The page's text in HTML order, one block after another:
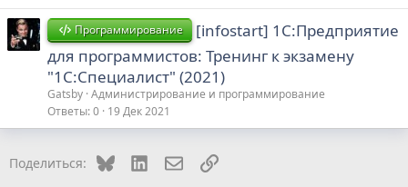
Программирование
[infostart] 1С:Предприятие
для программистов: Тренинг к экзамену
"1С:Специалист" (2021)
Gatsby Администрирование и программирование
Ответы 0 19 Дек 2021
Поделиться: Bluesky LinkedInЭлектронная почта
Ссылка